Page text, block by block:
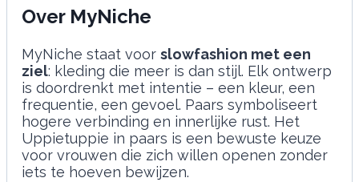
Over MyNiche
MyNiche staat voor slowfashion met een
ziel: kleding die meer is dan stijl. Elk ontwerp
is doordrenkt met intentie – een kleur, een
frequentie, een gevoel. Paars symboliseert
hogere verbinding en innerlijke rust. Het
Uppietuppie in paars is een bewuste keuze
voor vrouwen die zich willen openen zonder
iets te hoeven bewijzen.